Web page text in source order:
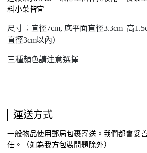
料小菜皆宜
尺寸：直徑7cm, 底平面直徑3.3cm 高
直徑3cm以內）
三種顏色請注意選擇
運送方式
一般物品使用郵局包裹寄送。我們都會妥
任。（如為我方包裝問題除外）